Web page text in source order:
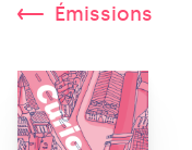
Émissions